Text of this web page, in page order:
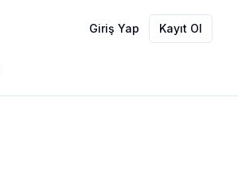
Giriş Yap Kayıt Ol